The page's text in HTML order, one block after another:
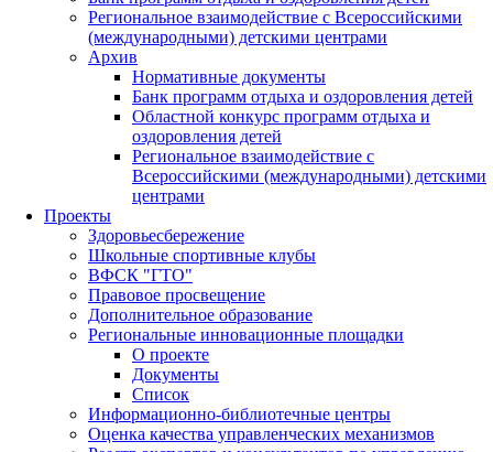
Региональное взаимодействие с Всероссийскими
(международными) детскими центрами
Архив
Нормативные документы
Банк программ отдыха и оздоровления детей
Областной конкурс программ отдыха и
оздоровления детей
Региональное взаимодействие с
Всероссийскими (международными) детскими
центрами
Проекты
Здоровьесбережение
Школьные спортивные клубы
ВФСК "ГТО"
Правовое просвещение
Дополнительное образование
Региональные инновационные площадки
О проекте
Документы
Список
Информационно-библиотечные центры
Оценка качества управленческих механизмов